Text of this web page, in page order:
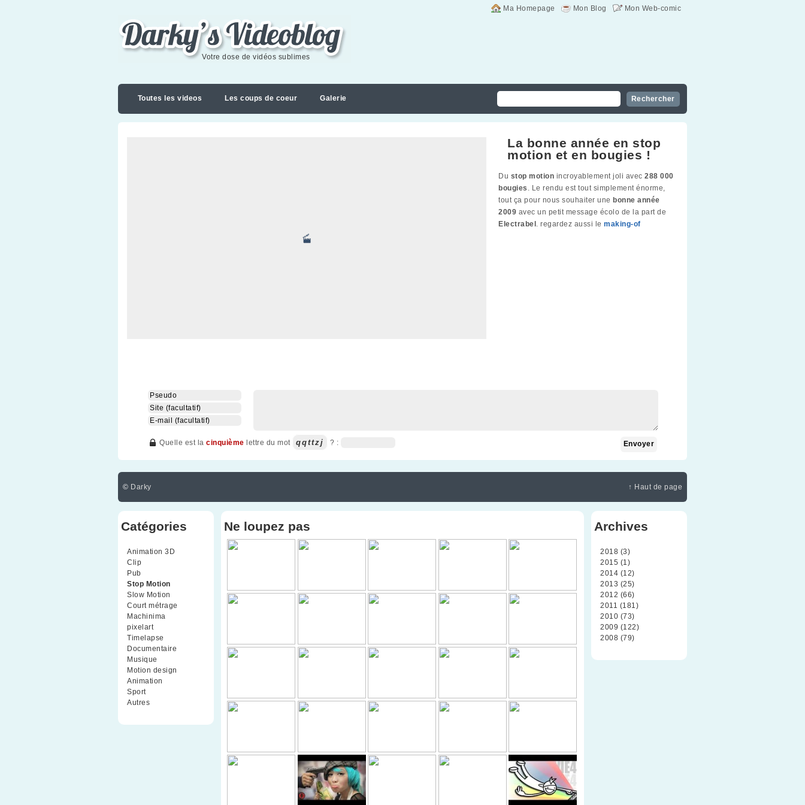
Mon Web-comic
Mon Blog
Ma Homepage
Darky's videoblog
Votre dose de vidéos sublimes
Toutes les videos Les coups de coeur Galerie
La bonne année en stop
motion et en bougies !
Du stop motion incroyablement joli avec 288 000
bougies . Le rendu est tout simplement énorme,
tout ça pour nous souhaiter une bonne année
2009 avec un petit message écolo de la part de
Electrabel . regardez aussi le making-of
Quelle est la cinquième lettre du mot qqttzj ? :
© Darky ↑ Haut de page
Catégories
Animation 3D
Clip
Pub
Stop Motion
Slow Motion
Court métrage
Machinima
pixelart(10)
Timelapse
Documentaire
Musique
Motion design
Animation
Sport(2)
Autres
Ne loupez pas Archives
2018 (3)
2015 (1)
2014 (12)
2013 (25)
2012 (66)
2011 (181)
2010 (73)
2009 (122)
2008 (79)